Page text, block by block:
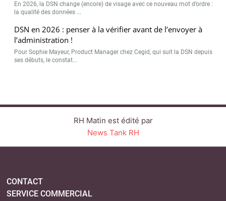
En 2026, la DSN change (encore) de visage avec ce nouveau mot d’ordre :
la qualité des données ...
DSN en 2026 : penser à la vérifier avant de l’envoyer à
l’administration !
Pour Sophie Mayeur, Product Manager chez Cegid, qui suit la DSN depuis
ses débuts, le constat...
RH Matin est édité par
News Tank RH
CONTACT
SERVICE COMMERCIAL